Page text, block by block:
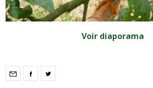
Voir diaporama